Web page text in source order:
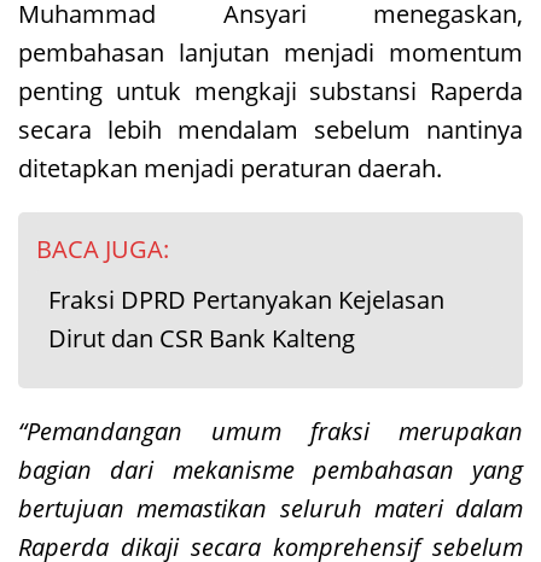
Muhammad Ansyari menegaskan,
pembahasan lanjutan menjadi momentum
penting untuk mengkaji substansi Raperda
secara lebih mendalam sebelum nantinya
ditetapkan menjadi peraturan daerah.
BACA JUGA:
Fraksi DPRD Pertanyakan Kejelasan
Dirut dan CSR Bank Kalteng
“Pemandangan umum fraksi merupakan
bagian dari mekanisme pembahasan yang
bertujuan memastikan seluruh materi dalam
Raperda dikaji secara komprehensif sebelum